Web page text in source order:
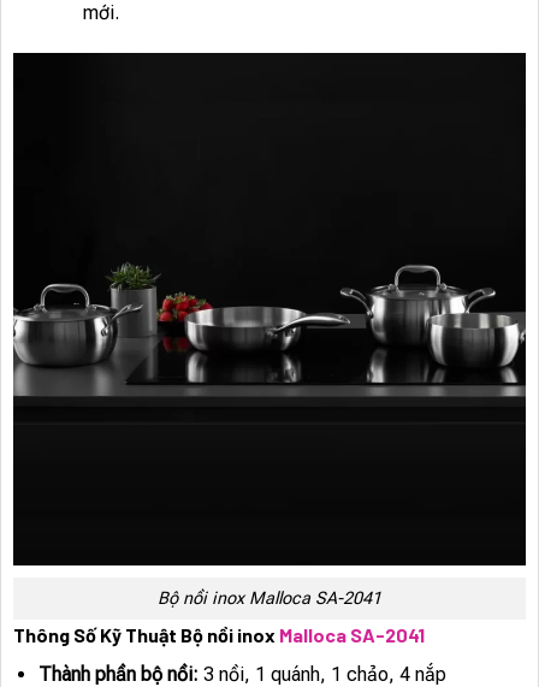
mới.
Bộ nồi inox Malloca SA-2041
Thông Số Kỹ Thuật Bộ nồi inox Malloca SA-2041
Thành phần bộ nồi: 3 nồi, 1 quánh, 1 chảo, 4 nắp